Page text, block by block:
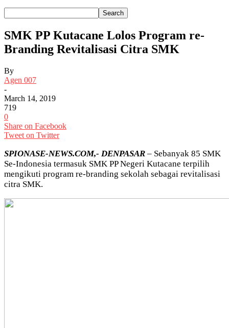
SMK PP Kutacane Lolos Program re-
Branding Revitalisasi Citra SMK
By
Agen 007
-
March 14, 2019
719
0
Share on Facebook
Tweet on Twitter
SPIONASE-NEWS.COM,- DENPASAR – Sebanyak 85 SMK
Se-Indonesia termasuk SMK PP Negeri Kutacane terpilih
mengikuti program re-branding sekolah sebagai revitalisasi
citra SMK.